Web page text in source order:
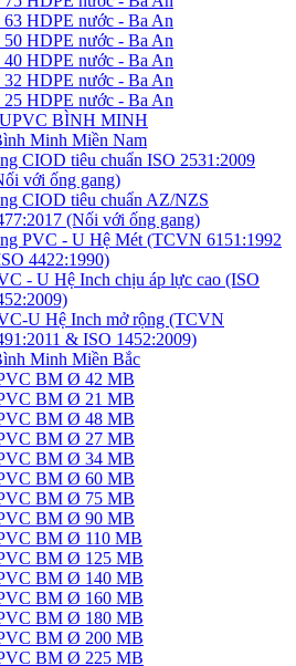
HDPE nước - Ba An
HDPE nước - Ba An
HDPE nước - Ba An
HDPE nước - Ba An
HDPE nước - Ba An
BÌNH MINH
Minh Miền Nam
CIOD tiêu chuẩn ISO 2531:2009
với ống gang)
CIOD tiêu chuẩn AZ/NZS
(Nối với ống gang)
PVC - U Hệ Mét (TCVN 6151:1992
4422:1990)
- U Hệ Inch chịu áp lực cao (ISO
U Hệ Inch mở rộng (TCVN
& ISO 1452:2009)
Minh Miền Bắc
BM Ø 42 MB
BM Ø 21 MB
BM Ø 48 MB
BM Ø 27 MB
BM Ø 34 MB
BM Ø 60 MB
BM Ø 75 MB
BM Ø 90 MB
BM Ø 110 MB
BM Ø 125 MB
BM Ø 140 MB
BM Ø 160 MB
BM Ø 180 MB
BM Ø 200 MB
BM Ø 225 MB